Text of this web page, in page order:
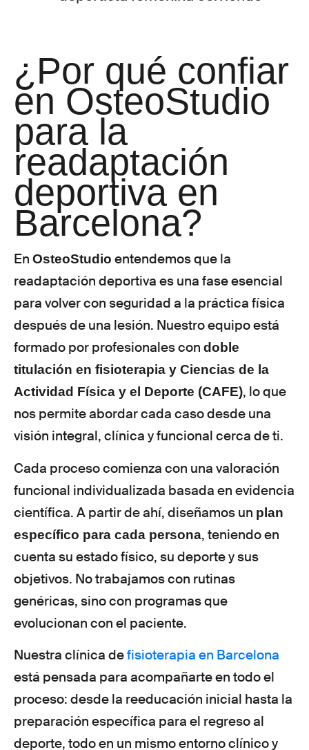
¿Por qué confiar
en OsteoStudio
para la
readaptación
deportiva en
Barcelona?
En OsteoStudio entendemos que la
readaptación deportiva es una fase esencial
para volver con seguridad a la práctica física
después de una lesión. Nuestro equipo está
formado por profesionales con doble
titulación en fisioterapia y Ciencias de la
Actividad Física y el Deporte (CAFE), lo que
nos permite abordar cada caso desde una
visión integral, clínica y funcional cerca de ti.
Cada proceso comienza con una valoración
funcional individualizada basada en evidencia
científica. A partir de ahí, diseñamos un plan
específico para cada persona, teniendo en
cuenta su estado físico, su deporte y sus
objetivos. No trabajamos con rutinas
genéricas, sino con programas que
evolucionan con el paciente.
Nuestra clínica defisioterapia en Barcelona
está pensada para acompañarte en todo el
proceso: desde la reeducación inicial hasta la
preparación específica para el regreso al
deporte, todo en un mismo entorno clínico y